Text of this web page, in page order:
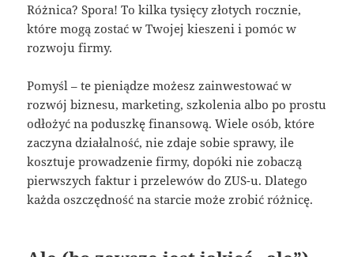
Różnica? Spora! To kilka tysięcy złotych rocznie,
które mogą zostać w Twojej kieszeni i pomóc w
rozwoju firmy.
Pomyśl – te pieniądze możesz zainwestować w
rozwój biznesu, marketing, szkolenia albo po prostu
odłożyć na poduszkę finansową. Wiele osób, które
zaczyna działalność, nie zdaje sobie sprawy, ile
kosztuje prowadzenie firmy, dopóki nie zobaczą
pierwszych faktur i przelewów do ZUS-u. Dlatego
każda oszczędność na starcie może zrobić różnicę.